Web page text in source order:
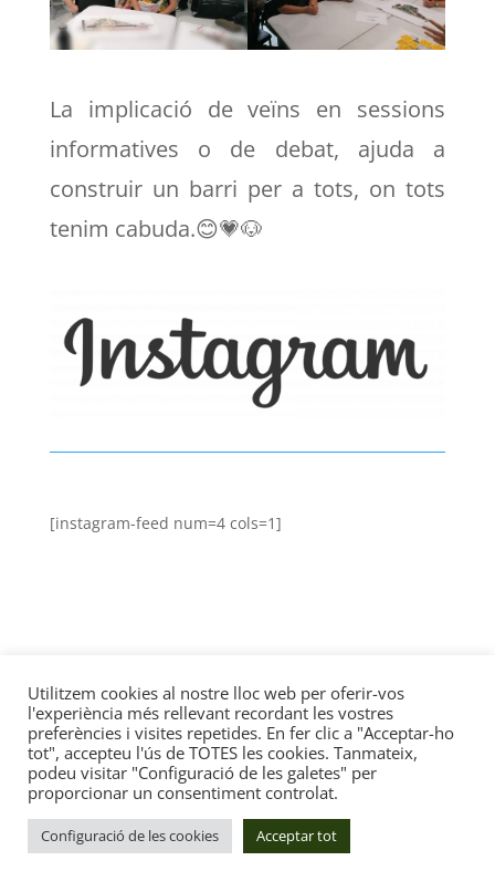
La implicació de veïns en sessions
informatives o de debat, ajuda a
construir un barri per a tots, on tots
tenim cabuda.😊💗🐶
[instagram-feed num=4 cols=1]
Copyright © 2024 per Vocalia gossos de Sant Martí
de Provençals. Creat per GreyHeads, S.L
Utilitzem cookies al nostre lloc web per oferir-vos
l'experiència més rellevant recordant les vostres
preferències i visites repetides. En fer clic a "Acceptar-ho
tot", accepteu l'ús de TOTES les cookies. Tanmateix,
podeu visitar "Configuració de les galetes" per
proporcionar un consentiment controlat.
Configuració de les cookies Acceptar tot